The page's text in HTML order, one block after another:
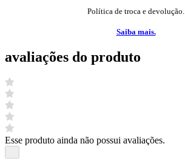
Política de troca e devolução.
Saiba mais.
avaliações do produto
Esse produto ainda não possui avaliações.